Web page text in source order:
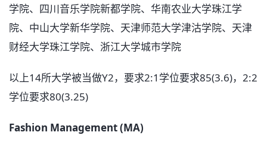
学院、四川音乐学院新都学院、华南农业大学珠江学
院、中山大学新华学院、天津师范大学津沽学院、天津
财经大学珠江学院、浙江大学城市学院
以上14所大学被当做Y2，要求2:1学位要求85(3.6)，2:2
学位要求80(3.25)
Fashion Management (MA)